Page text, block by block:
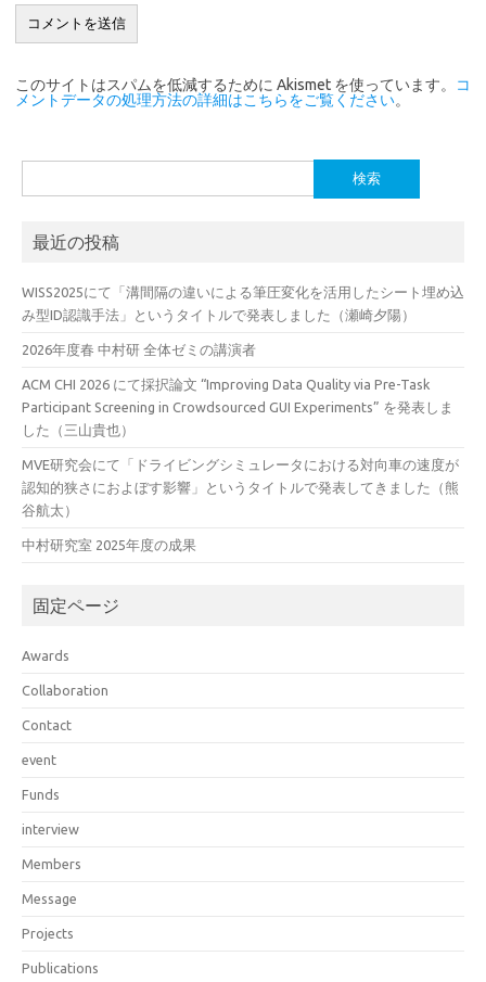
このサイトはスパムを低減するために Akismet を使っています。
コ
メントデータの処理方法の詳細はこちらをご覧ください。
索:
最近の投稿
WISS2025にて「溝間隔の違いによる筆圧変化を活用したシート埋め込
み型ID認識手法」というタイトルで発表しました（瀬崎夕陽）
2026年度春 中村研 全体ゼミの講演者
ACM CHI 2026 にて採択論文 “Improving Data Quality via Pre-Task
Participant Screening in Crowdsourced GUI Experiments” を発表しま
した（三山貴也）
MVE研究会にて「ドライビングシミュレータにおける対向車の速度が
認知的狭さにおよぼす影響」というタイトルで発表してきました（熊
谷航太）
中村研究室 2025年度の成果
固定ページ
Awards
Collaboration
Contact
event
Funds
interview
Members
Message
Projects
Publications